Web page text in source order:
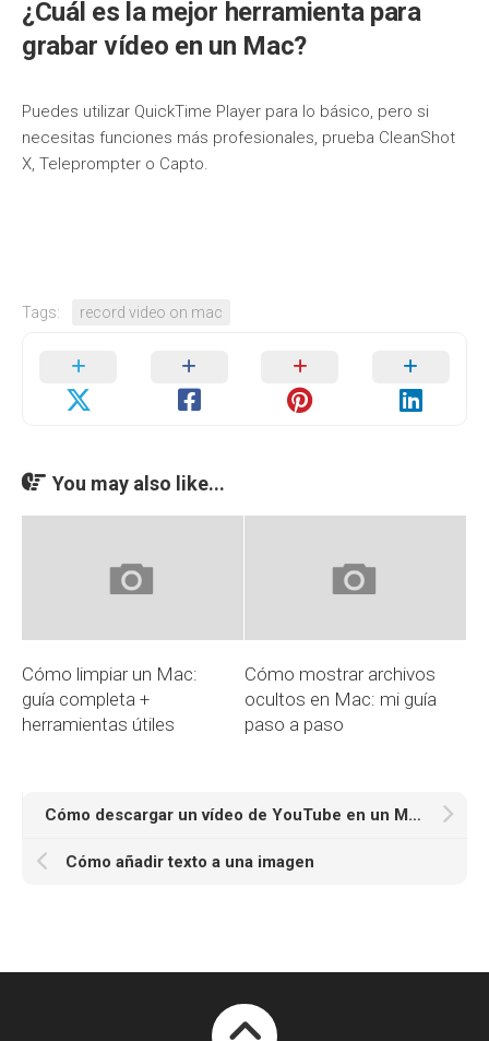
¿Cuál es la mejor herramienta para
grabar vídeo en un Mac?
Puedes utilizar QuickTime Player para lo básico, pero si
necesitas funciones más profesionales, prueba CleanShot
X, Teleprompter o Capto.
Tags: record video on mac
You may also like...
Cómo limpiar un Mac:
guía completa +
herramientas útiles
Cómo mostrar archivos
ocultos en Mac: mi guía
paso a paso
Cómo descargar un vídeo de YouTube en un Mac en un santiamén
Cómo añadir texto a una imagen